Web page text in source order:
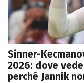
Sinner-
2026: dove
perché Jannik